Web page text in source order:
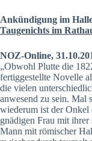
Ankündigung im
Taugenichts im
NOZ-Online,
„Obwohl Plutte die
fertiggestellte Novelle
die vielen
anwesend zu sein. Mal
wiederum ist der
gnädigen Frau mit
Mann mit römischer